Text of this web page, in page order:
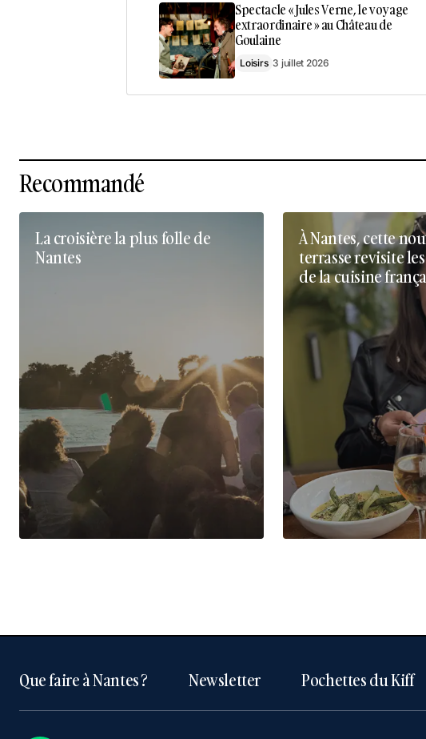
Spectacle « Jules Verne, le voyage
extraordinaire » au Château de
Goulaine
Loisirs 3 juillet 2026
Recommandé
La croisière la plus folle de
Nantes
À Nantes, cette
terrasse revisite
de la cuisine
Que faire à Nantes ? Newsletter Pochettes du Kiff